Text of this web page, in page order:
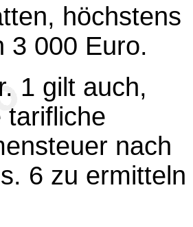
höchstens
3 000 Euro.
1 gilt auch,
tarifliche
nach
6 zu ermitteln